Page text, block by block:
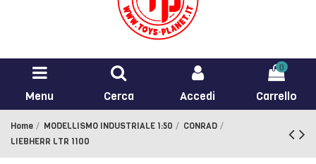
Menu Cerca Accedi
0
Carrello
Home MODELLISMO INDUSTRIALE 1:50
CONRAD
LIEBHERR LTR 1100